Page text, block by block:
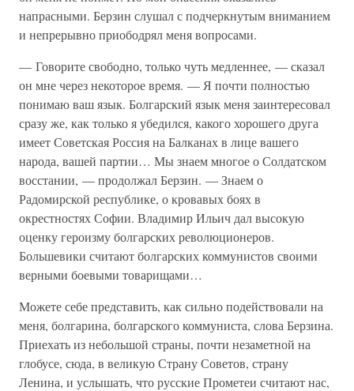
напрасными. Берзин слушал с подчеркнутым вниманием
и непрерывно приободрял меня вопросами.
— Говорите свободно, только чуть медленнее, — сказал
он мне через некоторое время. — Я почти полностью
понимаю ваш язык. Болгарский язык меня заинтересовал
сразу же, как только я убедился, какого хорошего друга
имеет Советская Россия на Балканах в лице вашего
народа, вашей партии… Мы знаем многое о Солдатском
восстании, — продолжал Берзин. — Знаем о
Радомирской республике, о кровавых боях в
окрестностях Софии. Владимир Ильич дал высокую
оценку героизму болгарских революционеров.
Большевики считают болгарских коммунистов своими
верными боевыми товарищами…
Можете себе представить, как сильно подействовали на
меня, болгарина, болгарского коммуниста, слова Берзина.
Приехать из небольшой страны, почти незаметной на
глобусе, сюда, в великую Страну Советов, страну
Ленина, и услышать, что русские Прометеи считают нас,